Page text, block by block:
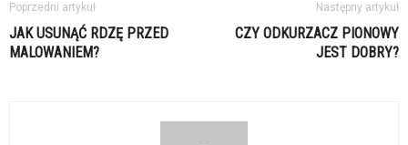
Poprzedni artykuł
JAK USUNĄĆ RDZĘ PRZED
MALOWANIEM?
Następny artykuł
CZY ODKURZACZ PIONOWY
JEST DOBRY?